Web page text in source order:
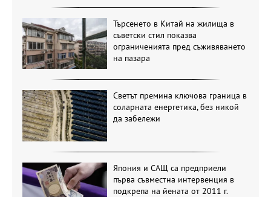
Търсенето в Китай на жилища в
съветски стил показва
ограниченията пред съживяването
на пазара
Светът премина ключова граница в
соларната енергетика, без никой
да забележи
Япония и САЩ са предприели
първа съвместна интервенция в
подкрепа на йената от 2011 г.